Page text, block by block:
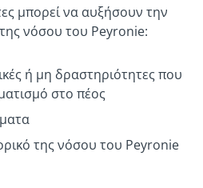
μπορεί να αυξήσουν την
νόσου του Peyronie:
ή μη δραστηριότητες που
στο πέος
της νόσου του Peyronie